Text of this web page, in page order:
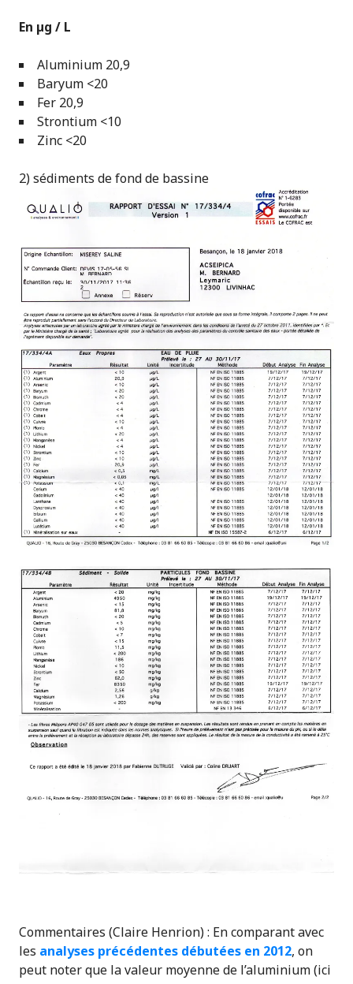
En µg / L
Aluminium 20,9
Baryum <20
Fer 20,9
Strontium <10
Zinc <20
2) sédiments de fond de bassine
Commentaires (Claire Henrion) : En comparant avec
les analyses précédentes débutées en 2012, on
peut noter que la valeur moyenne de l’aluminium (ici